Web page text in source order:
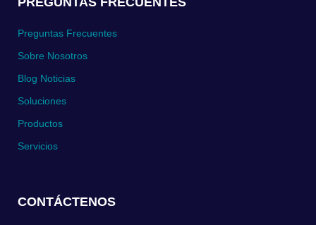
Preguntas Frecuentes
Sobre Nosotros
Blog Noticias
Soluciones
Productos
Servicios
CONTÁCTENOS